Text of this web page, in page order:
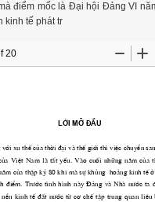
điểm mốc là Đại hội Đảng VI
kinh tế phát tr